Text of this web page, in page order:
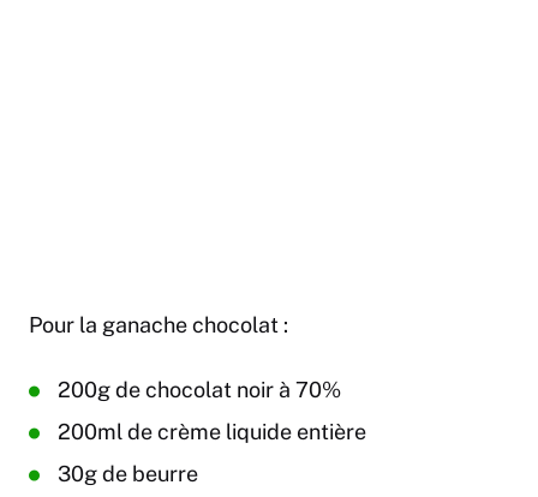
Pour la ganache chocolat :
200g de chocolat noir à 70%
200ml de crème liquide entière
30g de beurre